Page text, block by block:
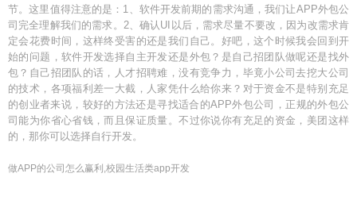
节。这里值得注意的是：1、软件开发前期的需求沟通，我们让APP外包公
司完全理解我们的需求。2、确认UI以后，需求尽量不要改，因为改需求肯
定会花费时间，这样终受害的还是我们自己。好吧，这个时候我会回到开
始的问题，软件开发选择自主开发还是外包？是自己招团队做呢还是找外
包？自己招团队的话，人才招聘难，没有竞争力，毕竟小公司去挖大公司
的技术，各项福利差一大截，人家凭什么给你来？对于资金不是特别充足
的创业者来说，较好的方法还是寻找适合的APP外包公司，正规的外包公
司能为你省心省钱，而且保证质量。不过你说你有充足的资金，美团这样
的，那你可以选择自行开发。
做APP的公司怎么赢利,校园生活类app开发